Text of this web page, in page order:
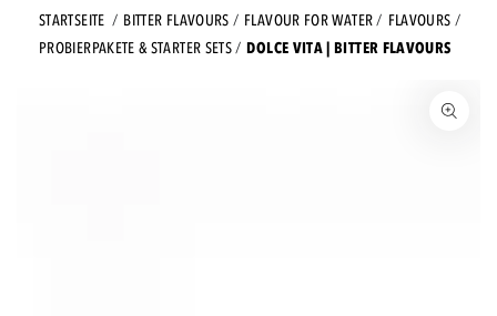
STARTSEITE BITTER FLAVOURS FLAVOUR FOR WATER
FLAVOURS
PROBIERPAKETE & STARTER SETS
DOLCE VITA | BITTER FLAVOURS